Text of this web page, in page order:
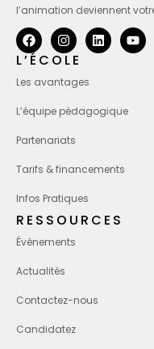
l’animation deviennent
L’ÉCOLE
Les avantages
L’équipe pédagogique
Partenariats
Tarifs & financements
Infos Pratiques
RESSOURCES
Évènements
Actualités
Contactez-nous
Candidatez